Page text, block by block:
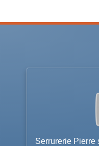
Serrurerie Pierre